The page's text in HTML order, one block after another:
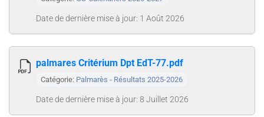
Date de dernière mise à jour: 1 Août 2026
palmares Critérium Dpt EdT-77.pdf
Catégorie: Palmarès - Résultats 2025-2026
Date de dernière mise à jour: 8 Juillet 2026